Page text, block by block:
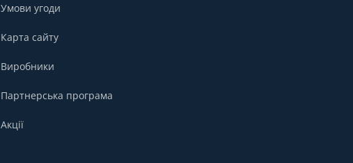
Умови угоди
Карта сайту
Виробники
Партнерська програма
Акції